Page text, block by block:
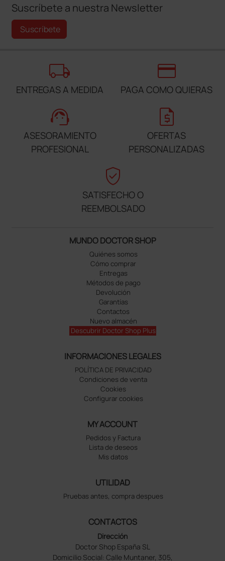
Suscríbete a nuestra Newsletter
Suscríbete
local_shipping
ENTREGAS A MEDIDA
credit_card
PAGA COMO QUIERAS
support_agent
ASESORAMIENTO
PROFESIONAL
request_quote
OFERTAS
PERSONALIZADAS
verified_user
SATISFECHO O
REEMBOLSADO
MUNDO DOCTOR SHOP
Quiénes somos
Cómo comprar
Entregas
Métodos de pago
Devolución
Garantías
Contactos
Nuevo almacén
Descubrir Doctor Shop Plus
INFORMACIONES LEGALES
POLÍTICA DE PRIVACIDAD
Condiciones de venta
Cookies
Configurar cookies
MY ACCOUNT
Pedidos y Factura
Lista de deseos
Mis datos
UTILIDAD
Pruebas antes, compra despues
CONTACTOS
Dirección
Doctor Shop España SL
Domicilio Social: Calle Muntaner, 305,